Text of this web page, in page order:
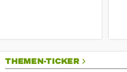
THEMEN-TICKER